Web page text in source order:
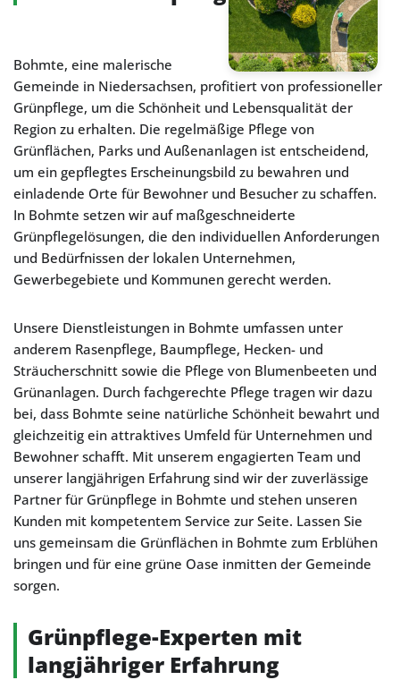
Bohmte, eine malerische
Gemeinde in Niedersachsen, profitiert von professioneller
Grünpflege, um die Schönheit und Lebensqualität der
Region zu erhalten. Die regelmäßige Pflege von
Grünflächen, Parks und Außenanlagen ist entscheidend,
um ein gepflegtes Erscheinungsbild zu bewahren und
einladende Orte für Bewohner und Besucher zu schaffen.
In Bohmte setzen wir auf maßgeschneiderte
Grünpflegelösungen, die den individuellen Anforderungen
und Bedürfnissen der lokalen Unternehmen,
Gewerbegebiete und Kommunen gerecht werden.
Unsere Dienstleistungen in Bohmte umfassen unter
anderem Rasenpflege, Baumpflege, Hecken- und
Sträucherschnitt sowie die Pflege von Blumenbeeten und
Grünanlagen. Durch fachgerechte Pflege tragen wir dazu
bei, dass Bohmte seine natürliche Schönheit bewahrt und
gleichzeitig ein attraktives Umfeld für Unternehmen und
Bewohner schafft. Mit unserem engagierten Team und
unserer langjährigen Erfahrung sind wir der zuverlässige
Partner für Grünpflege in Bohmte und stehen unseren
Kunden mit kompetentem Service zur Seite. Lassen Sie
uns gemeinsam die Grünflächen in Bohmte zum Erblühen
bringen und für eine grüne Oase inmitten der Gemeinde
sorgen.
Grünpflege-Experten mit
langjähriger Erfahrung